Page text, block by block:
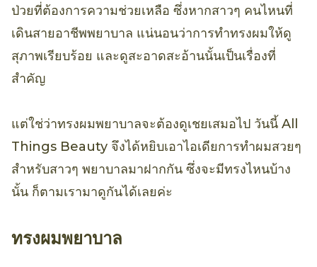
ป่วยที่ต้องการความช่วยเหลือ ซึ่งหากสาวๆ คนไหนที่
เดินสายอาชีพพยาบาล แน่นอนว่าการทำทรงผมให้ดู
สุภาพเรียบร้อย และดูสะอาดสะอ้านนั้นเป็นเรื่องที่
สำคัญ
แต่ใช่ว่าทรงผมพยาบาลจะต้องดูเชยเสมอไป วันนี้ All
Things Beauty จึงได้หยิบเอาไอเดียการทำผมสวยๆ
สำหรับสาวๆ พยาบาลมาฝากกัน ซึ่งจะมีทรงไหนบ้าง
นั้น ก็ตามเรามาดูกันได้เลยค่ะ
ทรงผมพยาบาล